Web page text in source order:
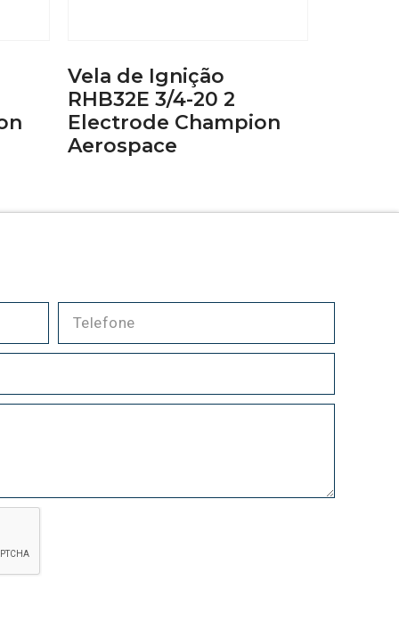
Vela de Ignição
RHB32E 3/4-20 2
Electrode Champion
Aerospace